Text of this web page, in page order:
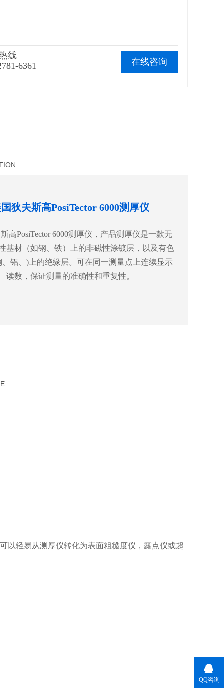
在线咨询
线
6361
狄夫斯高PosiTector 6000测厚仪
高PosiTector 6000测厚仪，产品测厚仪是一款无
基材（如钢、铁）上的非磁性涂镀层，以及有色
、铝、)上的绝缘层。可在同一测量点上连续显示
读数，保证测量的准确性和重复性。
轻易从测厚仪转化为表面粗糙度仪，露点仪或超
QQ咨询